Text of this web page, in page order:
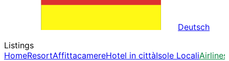
Deutsch
Listings
HomeResortAffittacamereHotel in cittàIsole LocaliAirlines